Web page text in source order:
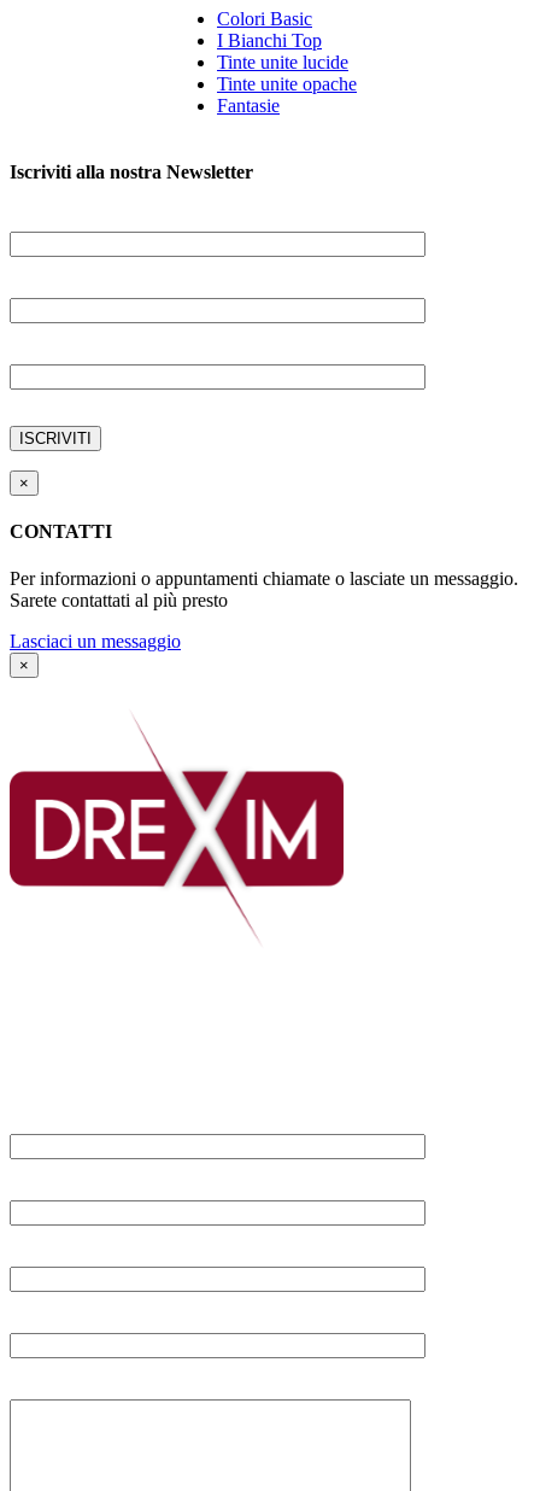
Colori Basic
I Bianchi Top
Tinte unite lucide
Tinte unite opache
Fantasie
Iscriviti alla nostra Newsletter
×
CONTATTI
Per informazioni o appuntamenti chiamate o lasciate un messaggio.
Sarete contattati al più presto
Lasciaci un messaggio
×